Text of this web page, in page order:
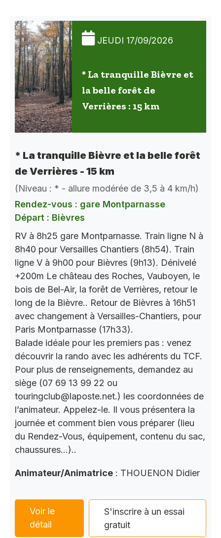
JEUDI 17/09/2026
* La tranquille Bièvre et
la belle forêt de
Verrières : 15 km
* La tranquille Bièvre et la belle forêt
de Verrières - 15 km
(Niveau : * - allure modérée de 3,5 à 4 km/h)
Rendez-vous : gare Montparnasse
Départ : Bièvres
RV à 8h25 gare Montparnasse. Train ligne N à
8h40 pour Versailles Chantiers (8h54). Train
ligne V à 9h00 pour Bièvres (9h13). Dénivelé
+200m Le château des Roches, Vauboyen, le
bois de Bel-Air, la forêt de Verrières, retour le
long de la Bièvre.. Retour de Bièvres à 16h51
avec changement à Versailles-Chantiers, pour
Paris Montparnasse (17h33).
Balade idéale pour les premiers pas : venez
découvrir la rando avec les adhérents du TCF.
Pour plus de renseignements, demandez au
siège (07 69 13 99 22 ou
touringclub@laposte.net.) les coordonnées de
l’animateur. Appelez-le. Il vous présentera la
journée et comment bien vous préparer (lieu
du Rendez-Vous, équipement, contenu du sac,
chaussures…)..
Animateur/Animatrice : THOUENON Didier
Voir le
détail
S'inscrire à un essai
gratuit